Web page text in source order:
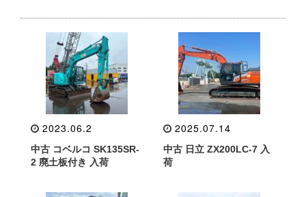
2023.06.2
中古 コベルコ SK135SR-
2 廃土板付き 入荷
2025.07.14
中古 日立 ZX200LC-7 入
荷